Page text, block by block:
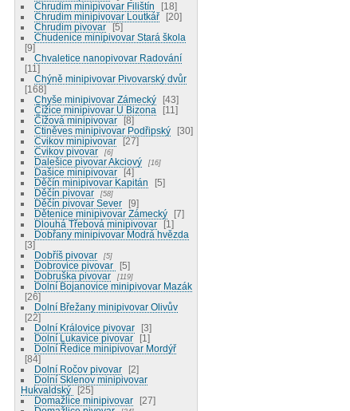
Chrudim minipivovar Filištín
18
Chrudim minipivovar Loutkář
20
Chrudim pivovar
5
Chudenice minipivovar Stará škola
9
Chvaletice nanopivovar Radování
11
Chýně minipivovar Pivovarský dvůr
168
Chyše minipivovar Zámecký
43
Čížice minipivovar U Bizona
11
Čížová minipivovar
8
Ctiněves minipivovar Podřipský
30
Cvikov minipivovar
27
Cvikov pivovar
6
Dalešice pivovar Akciový 16
Dašice minipivovar
4
Děčín minipivovar Kapitán
5
Děčín pivovar
58
Děčín pivovar Sever
9
Dětenice minipivovar Zámecký
7
Dlouhá Třebová minipivovar
1
Dobřany minipivovar Modrá hvězda
3
Dobříš pivovar
5
Dobrovice pivovar
5
Dobruška pivovar
119
Dolní Bojanovice minipivovar Mazák
26
Dolní Břežany minipivovar Olivův
22
Dolní Královice pivovar
3
Dolní Lukavice pivovar
1
Dolní Ředice minipivovar Mordýř
84
Dolní Ročov pivovar
2
Dolní Sklenov minipivovar
Hukvaldský
25
Domažlice minipivovar
27